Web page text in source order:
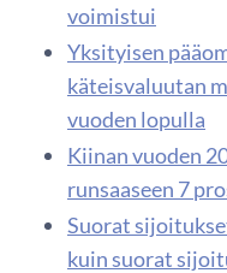
voimistui
Yksityisen
käteisvaluutan
vuoden lopulla
Kiinan vuoden
runsaaseen 7
Suorat
kuin suorat